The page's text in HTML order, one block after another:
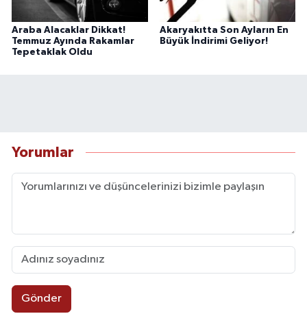
Araba Alacaklar Dikkat!
Temmuz Ayında Rakamlar
Tepetaklak Oldu
Akaryakıtta Son Ayların En
Büyük İndirimi Geliyor!
Yorumlar
Gönder